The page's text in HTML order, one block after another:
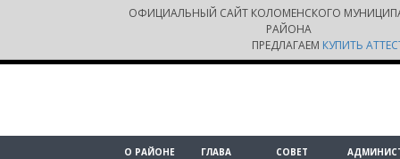
ОФИЦИАЛЬНЫЙ САЙТ КОЛОМЕНСКОГО
РАЙОНА
ПРЕДЛАГАЕМ КУПИТЬ
О РАЙОНЕ
ГЛАВА
СОВЕТ